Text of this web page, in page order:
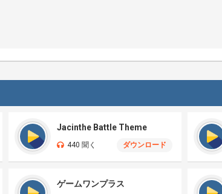
Jacinthe Battle Theme
440 聞く ダウンロード
ゲームワンプラス